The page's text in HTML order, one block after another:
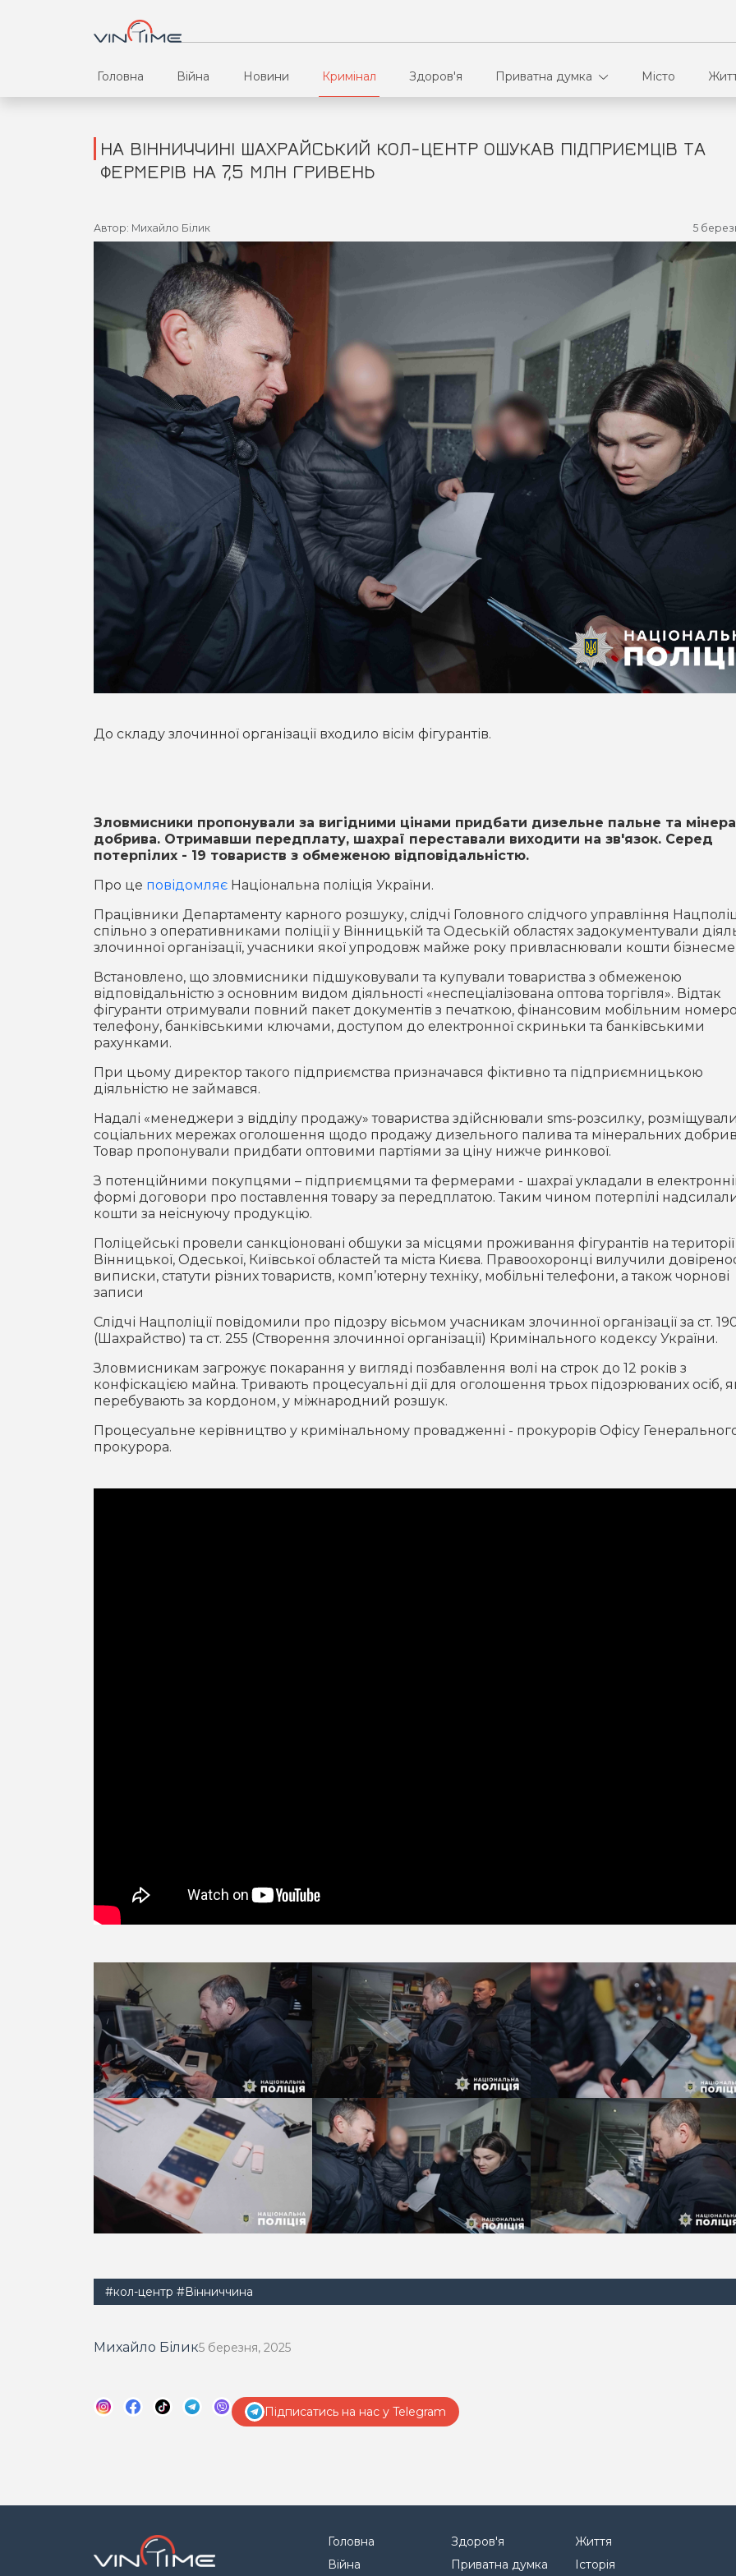
Головна Війна Новини Кримінал Здоров'я Приватна думка
В кулуарах
Місто
НА ВІННИЧЧИНІ ШАХРАЙСЬКИЙ КОЛ-ЦЕНТР ОШУКАВ ПІДПРИЄМЦІВ ТА
ФЕРМЕРІВ НА 7,5 МЛН ГРИВЕНЬ
Автор: Михайло Білик 5
До складу злочинної організації входило вісім фігурантів.
Зловмисники пропонували за вигідними цінами придбати дизельне пальне та
добрива. Отримавши передплату, шахраї переставали виходити на зв'язок. Серед
потерпілих - 19 товариств з обмеженою відповідальністю.
Про це повідомляє Національна поліція України.
Працівники Департаменту карного розшуку, слідчі Головного слідчого управління
спільно з оперативниками поліції у Вінницькій та Одеській областях задокументували
злочинної організації, учасники якої упродовж майже року привласнювали кошти
Встановлено, що зловмисники підшуковували та купували товариства з обмеженою
відповідальністю з основним видом діяльності «неспеціалізована оптова торгівля». Відтак
фігуранти отримували повний пакет документів з печаткою, фінансовим мобільним
телефону, банківськими ключами, доступом до електронної скриньки та банківськими
рахунками.
При цьому директор такого підприємства призначався фіктивно та підприємницькою
діяльністю не займався.
Надалі «менеджери з відділу продажу» товариства здійснювали sms-розсилку,
соціальних мережах оголошення щодо продажу дизельного палива та мінеральних
Товар пропонували придбати оптовими партіями за ціну нижче ринкової.
З потенційними покупцями – підприємцями та фермерами - шахраї укладали в
формі договори про поставлення товару за передплатою. Таким чином потерпілі
кошти за неіснуючу продукцію.
Поліцейські провели санкціоновані обшуки за місцями проживання фігурантів на території
Вінницької, Одеської, Київської областей та міста Києва. Правоохоронці вилучили
виписки, статути різних товариств, комп’ютерну техніку, мобільні телефони, а також чорнові
записи
Слідчі Нацполіції повідомили про підозру вісьмом учасникам злочинної організації за ст.
(Шахрайство) та ст. 255 (Створення злочинної організації) Кримінального кодексу України.
Зловмисникам загрожує покарання у вигляді позбавлення волі на строк до 12 років з
конфіскацією майна. Тривають процесуальні дії для оголошення трьох підозрюваних осіб,
перебувають за кордоном, у міжнародний розшук.
Процесуальне керівництво у кримінальному провадженні - прокурорів Офісу
прокурора.
#кол-центр #Вінниччина
Михайло Білик5 березня, 2025
Підписатись на нас у Telegram
Головна
Війна
Здоров'я
Приватна думка
Життя
Історія